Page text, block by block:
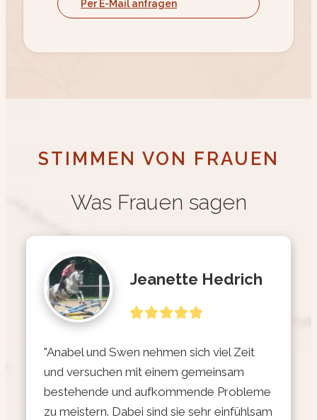
Per E-Mail anfragen
STIMMEN VON FRAUEN
Was Frauen sagen
Jeanette Hedrich
"Anabel und Swen nehmen sich viel Zeit
und versuchen mit einem gemeinsam
bestehende und aufkommende Probleme
zu meistern. Dabei sind sie sehr einfühlsam